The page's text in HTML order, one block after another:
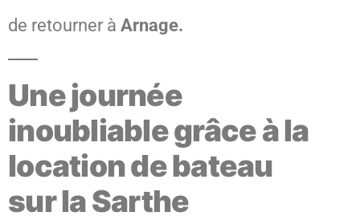
de retourner à Arnage.
Une journée
inoubliable grâce à la
location de bateau
sur la Sarthe